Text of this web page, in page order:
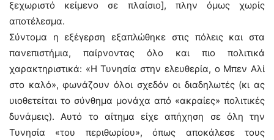
ξεχωριστό κείμενο σε πλαίσιο], πλην όμως χωρίς
αποτέλεσμα.
Σύντομα η εξέγερση εξαπλώθηκε στις πόλεις και στα
πανεπιστήμια, παίρνοντας όλο και πιο πολιτικά
χαρακτηριστικά: «Η Τυνησία στην ελευθερία, ο Μπεν Αλί
στο καλό», φωνάζουν όλοι σχεδόν οι διαδηλωτές (κι ας
υιοθετείται το σύνθημα μονάχα από «ακραίες» πολιτικές
δυνάμεις). Αυτό το αίτημα είχε απήχηση σε όλη την
Τυνησία «του περιθωρίου», όπως αποκάλεσε τους